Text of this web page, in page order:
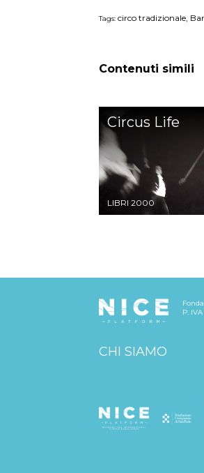
Tags: circo tradizionale,
Contenuti simili
Circus Life
LIBRI 2000
P.
CHI SIAMO